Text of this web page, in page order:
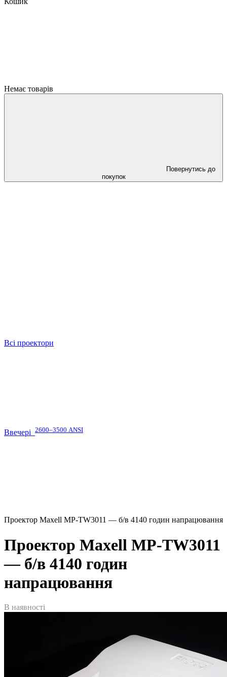
Немає товарів
Повернутись до
покупок
Всі проектори
Ввечері 2600–3500 ANSI
Проектор Maxell MP-TW3011 — б/в 4140 годин напрацювання
Проектор Maxell MP-TW3011
— б/в 4140 годин
напрацювання
В наявності